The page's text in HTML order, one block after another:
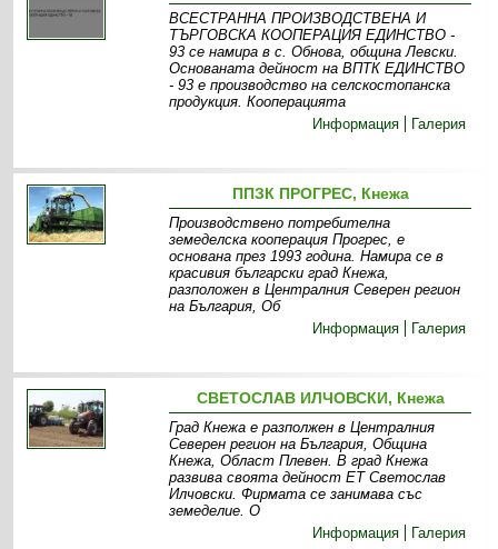
ВСЕСТРАННА ПРОИЗВОДСТВЕНА И
ТЪРГОВСКА КООПЕРАЦИЯ ЕДИНСТВО -
93 се намира в с. Обнова, община Левски.
Основаната дейност на ВПТК ЕДИНСТВО
- 93 е производство на селскостопанска
продукция. Кооперацията
Информация
Галерия
ППЗК ПРОГРЕС, Кнежа
Производствено потребителна
земеделска кооперация Прогрес, е
основана през 1993 година. Намира се в
красивия български град Кнежа,
разположен в Централния Северен регион
на България, Об
Информация
Галерия
СВЕТОСЛАВ ИЛЧОВСКИ, Кнежа
Град Кнежа е разполжен в Централния
Северен регион на България, Община
Кнежа, Област Плевен. В град Кнежа
развива своята дейност ЕТ Светослав
Илчовски. Фирмата се занимава със
земеделие. О
Информация
Галерия